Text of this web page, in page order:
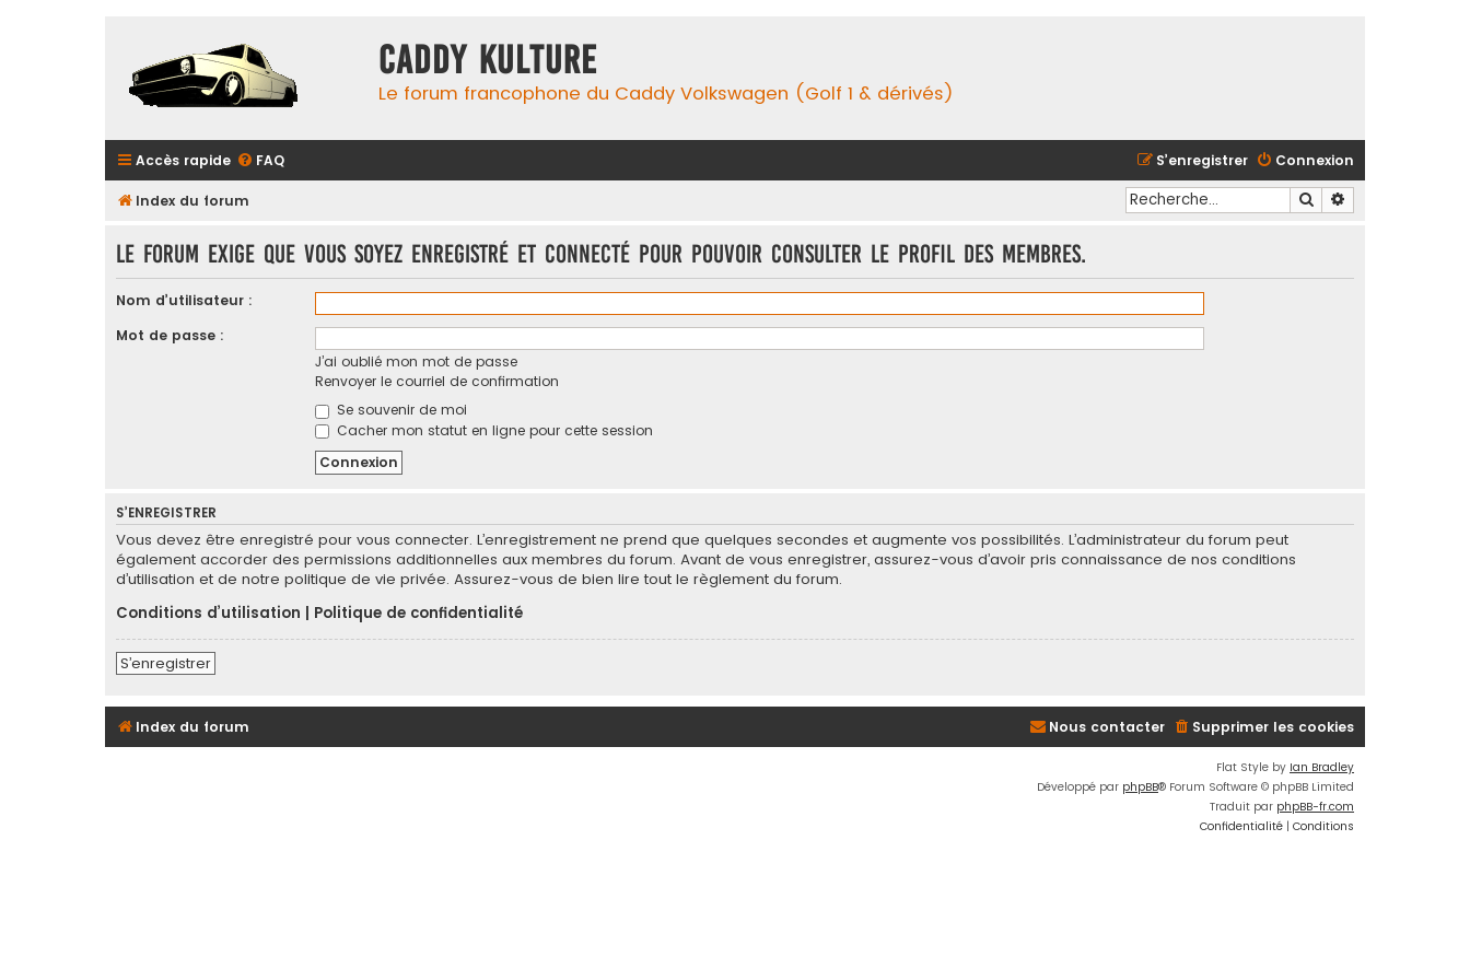
Caddy Kulture
Le forum francophone du Caddy Volkswagen (Golf 1 & dérivés)
Accès rapide FAQ Connexion
S’enregistrer
Index du forum Rechercher
Le forum exige que vous soyez enregistré et connecté pour pouvoir consulter le profil des membres.
Nom d’utilisateur :
Mot de passe :
J’ai oublié mon mot de passe
Renvoyer le courriel de confirmation
Se souvenir de moi
Cacher mon statut en ligne pour cette session
S’ENREGISTRER
Vous devez être enregistré pour vous connecter. L’enregistrement ne prend que quelques secondes et augmente vos possibilités. L’administrateur du forum peut
également accorder des permissions additionnelles aux membres du forum. Avant de vous enregistrer, assurez-vous d’avoir pris connaissance de nos conditions
d’utilisation et de notre politique de vie privée. Assurez-vous de bien lire tout le règlement du forum.
Conditions d’utilisation
Politique de confidentialité
S’enregistrer
Index du forum Supprimer les cookies
Nous contacter
Flat Style by Ian Bradley
Développé par phpBB® Forum Software © phpBB Limited
Traduit par phpBB-fr.com
Confidentialité | Conditions